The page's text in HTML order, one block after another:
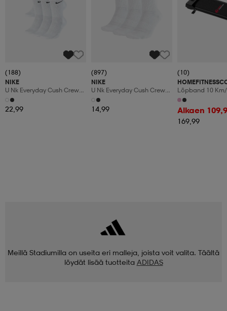
(188)
NIKE
U Nk Everyday Cush Crew
6pr-Bd
22,99
(897)
NIKE
U Nk Everyday Cush Crew
3pr
14,99
(10)
Löpband 10
Manuaalinen
Led-Display
Alkaen
169,99
Meillä Stadiumilla on useita eri malleja, joista voit valita. Täältä
löydät lisää tuotteita ADIDAS